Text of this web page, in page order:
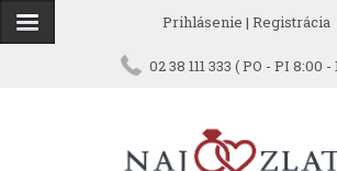
Prihlásenie | Registrácia
02 38 111 333 ( PO - PI 8:00 -